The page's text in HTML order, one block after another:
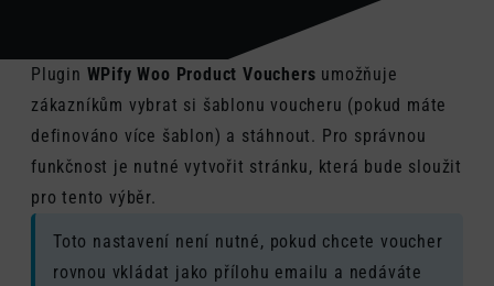
Plugin WPify Woo Product Vouchers umožňuje
zákazníkům vybrat si šablonu voucheru (pokud máte
definováno více šablon) a stáhnout. Pro správnou
funkčnost je nutné vytvořit stránku, která bude sloužit
pro tento výběr.
Toto nastavení není nutné, pokud chcete voucher
rovnou vkládat jako přílohu emailu a nedáváte